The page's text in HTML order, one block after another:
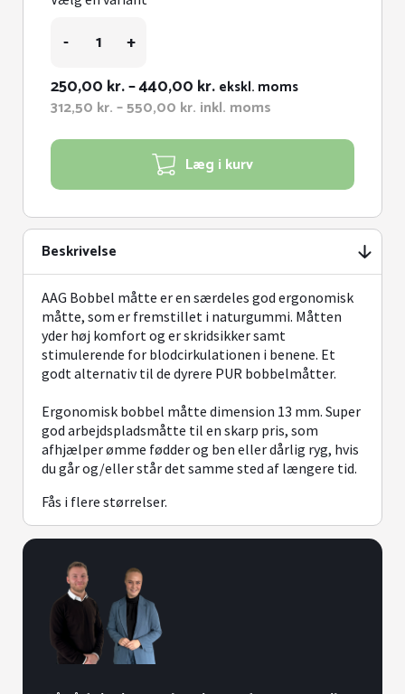
-
måtte
mm
antal
+
250,00 kr.–440,00 kr.Prisinterval:
250,00 kr.
440,00 kr.
ekskl. moms
312,50 kr.–550,00 kr. Prisinterval:
til
550,00 kr.
inkl. moms
Læg i kurv
Beskrivelse
AAG Bobbel måtte er en særdeles god ergonomisk
måtte, som er fremstillet i naturgummi. Måtten
yder høj komfort og er skridsikker samt
stimulerende for blodcirkulationen i benene. Et
godt alternativ til de dyrere PUR bobbelmåtter.
Ergonomisk bobbel måtte dimension 13 mm. Super
god arbejdspladsmåtte til en skarp pris, som
afhjælper ømme fødder og ben eller dårlig ryg, hvis
du går og/eller står det samme sted af længere tid.
Fås i flere størrelser.